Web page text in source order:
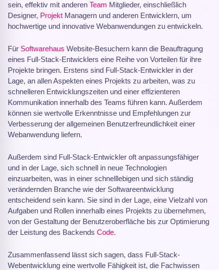
sein, effektiv mit anderen Team Mitglieder, einschließlich
Designer, Projekt Managern und anderen Entwicklern, um
hochwertige und innovative Webanwendungen zu entwickeln.
Für Softwarehaus Website-Besuchern kann die Beauftragung
eines Full-Stack-Entwicklers eine Reihe von Vorteilen für ihre
Projekte bringen. Erstens sind Full-Stack-Entwickler in der
Lage, an allen Aspekten eines Projekts zu arbeiten, was zu
schnelleren Entwicklungszeiten und einer effizienteren
Kommunikation innerhalb des Teams führen kann. Außerdem
können sie wertvolle Erkenntnisse und Empfehlungen zur
Verbesserung der allgemeinen Benutzerfreundlichkeit einer
Webanwendung liefern.
Außerdem sind Full-Stack-Entwickler oft anpassungsfähiger
und in der Lage, sich schnell in neue Technologien
einzuarbeiten, was in einer schnelllebigen und sich ständig
verändernden Branche wie der Softwareentwicklung
entscheidend sein kann. Sie sind in der Lage, eine Vielzahl von
Aufgaben und Rollen innerhalb eines Projekts zu übernehmen,
von der Gestaltung der Benutzeroberfläche bis zur Optimierung
der Leistung des Backends Code.
Zusammenfassend lässt sich sagen, dass Full-Stack-
Webentwicklung eine wertvolle Fähigkeit ist, die Fachwissen